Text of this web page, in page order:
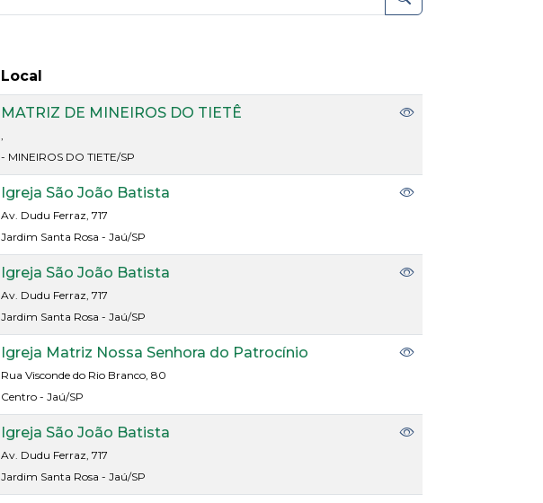
Local
MATRIZ DE MINEIROS DO TIETÊ
,
- MINEIROS DO TIETE/SP
Igreja São João Batista
Av. Dudu Ferraz, 717
Jardim Santa Rosa - Jaú/SP
Igreja São João Batista
Av. Dudu Ferraz, 717
Jardim Santa Rosa - Jaú/SP
Igreja Matriz Nossa Senhora do Patrocínio
Rua Visconde do Rio Branco, 80
Centro - Jaú/SP
Igreja São João Batista
Av. Dudu Ferraz, 717
Jardim Santa Rosa - Jaú/SP